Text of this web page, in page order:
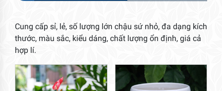
Cung cấp sỉ, lẻ, số lượng lớn chậu sứ nhỏ, đa dạng kích
thước, màu sắc, kiểu dáng, chất lượng ổn định, giá cả
hợp lí.